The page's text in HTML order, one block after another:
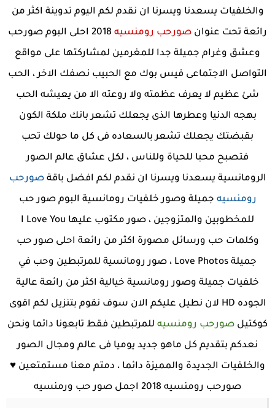
والخلفيات يسعدنا ويسرنا ان نقدم لكم اليوم تدوينة اكثر من
رائعة تحت عنوان صورحب رومنسيه
2018 احلى البوم صورحب
وعشق وغرام جميلة جدا للمغرمين لمشاركتها على مواقع
التواصل الاجتماعى فيس بوك مع الحبيب نصفك الاخر ، الحب
شئ عظيم لا يعرف عظمته ولا روعته الا من يعيشه الحب
بهجه الدنيا وعطرها الذى يجعلك تشعر بانك ملكة الكون
بقبضتك يجعلك تشعر بالسعاده فى كل ما حولك تحب
فتصبح محبا للحياة وللناس ، لكل عشاق عالم الصور
الرومانسية يسعدنا ويسرنا ان نقدم لكم افضل باقة صورحب
رومنسيه جميلة وصور خلفيات رومانسية البوم صور حب
للمخطوبين والمتزوجين ، صور مكتوب عليها I Love You
وكلمات حب ورسائل مصورة اكثر من رائعة احلى صور حب
جميلة Love Photos ، صور رومانسية للمرتبطين وحب في
خلفيات جميلة وصور رومانسية خيالية اكثر من رائعة عالية
الجوده HD لان نطيل عليكم الان سوف نقوم بتنزيل لكم اقوى
كوكتيل صورحب رومنسيه للمرتبطين فقط تابعونا دائما ونحن
نعدكم بتقديم كل ماهو جديد يوميا فى عالم ومجال الصور
والخلفيات الجديدة والمميزة دائما ، دمتم معنا مستمتعين ♥
صورحب رومنسيه 2018 اجمل صور حب ورمنسيه